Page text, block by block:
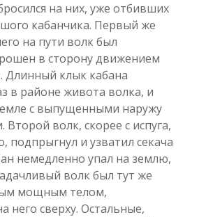
на них, уже отбивших
кабанчика. Первый же
на пути волк был
в сторону движением
клык кабана
в районе живота волка, и
с выпущенными наружу
Второй волк, скорее с испуга,
подпрыгнул и узватил секача
немедленно упал на землю,
волк был тут же
мощным телом,
него сверху. Остальные,